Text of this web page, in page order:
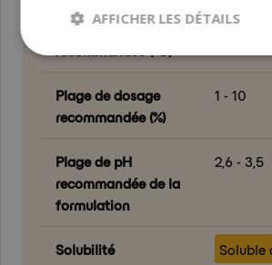
traitement
Plage de dosage
recommandée (%)
1 - 10
Plage de pH
recommandée de la
formulation
2,6 - 3,5
Solubilité Soluble
AFFICHER LES DÉTAILS